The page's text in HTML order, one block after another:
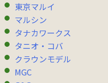
東京マルイ
マルシン
タナカワークス
タニオ・コバ
クラウンモデル
MGC